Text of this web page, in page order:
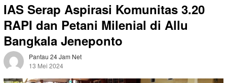
IAS Serap Aspirasi Komunitas 3.20
RAPI dan Petani Milenial di Allu
Bangkala Jeneponto
Pantau 24 Jam Net
13 Mei 2024